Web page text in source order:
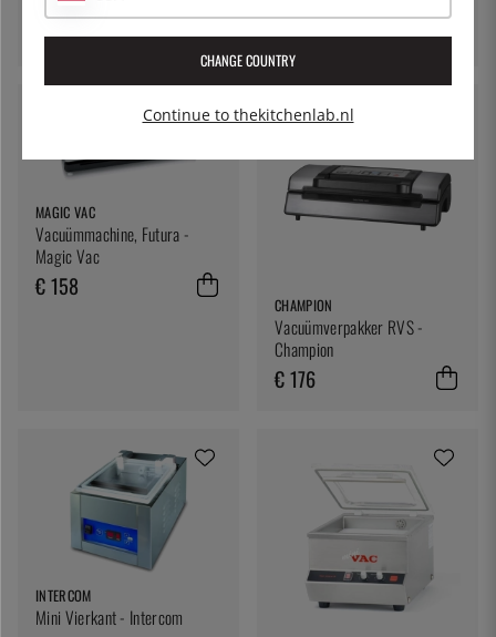
€ 3432 € 88
MAGIC VAC
Vacuümmachine, Futura -
Magic Vac
€ 158
CHAMPION
Vacuümverpakker RVS -
Champion
€ 176
INTERCOM
Mini Vierkant - Intercom
CHANGE COUNTRY
Continue to thekitchenlab.nl